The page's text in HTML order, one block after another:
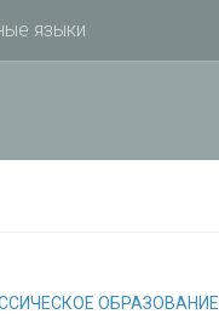
языки
ОБРАЗОВАНИЕ